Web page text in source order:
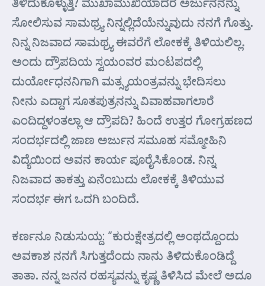
ಸೋಲಿಸುವ ಸಾಮಥ್ರ್ಯ ನಿನ್ನಲ್ಲಿದೆಯೆನ್ನುವುದು ನನಗೆ ಗೊತ್ತು.
ನಿನ್ನ ನಿಜವಾದ ಸಾಮಥ್ರ್ಯ ಈವರೆಗೆ ಲೋಕಕ್ಕೆ ತಿಳಿಯಲಿಲ್ಲ.
ಅಂದು ದ್ರೌಪದಿಯ ಸ್ವಯಂವರ ಮಂಟಪದಲ್ಲಿ
ದುರ್ಯೋಧನನಿಗಾಗಿ ಮತ್ಸ್ಯಯಂತ್ರವನ್ನು ಭೇದಿಸಲು
ನೀನು ಎದ್ದಾಗ ಸೂತಪುತ್ರನನ್ನು ವಿವಾಹವಾಗಲಾರೆ
ಎಂದಿದ್ದಳಂತಲ್ಲಾ ಆ ದ್ರೌಪದಿ? ಹಿಂದೆ ಉತ್ತರ ಗೋಗ್ರಹಣದ
ಸಂದರ್ಭದಲ್ಲಿ ಜಾಣ ಅರ್ಜುನ ಸಮೂಹ ಸಮ್ಮೋಹಿನಿ
ವಿದ್ಯೆಯಿಂದ ಅವನ ಕಾರ್ಯ ಪೂರೈಸಿಕೊಂಡ. ನಿನ್ನ
ನಿಜವಾದ ತಾಕತ್ತು ಏನೆಂಬುದು ಲೋಕಕ್ಕೆ ತಿಳಿಯುವ
ಸಂದರ್ಭ ಈಗ ಒದಗಿ ಬಂದಿದೆ.
ಕರ್ಣನೂ ನಿಡುಸುಯ್ದ: “ಕುರುಕ್ಷೇತ್ರದಲ್ಲಿ ಅಂಥದ್ದೊಂದು
ಅವಕಾಶ ನನಗೆ ಸಿಗುತ್ತದೆಂದು ನಾನು ತಿಳಿದುಕೊಂಡಿದ್ದೆ
ತಾತಾ. ನನ್ನ ಜನನ ರಹಸ್ಯವನ್ನು ಕೃಷ್ಣ ತಿಳಿಸಿದ ಮೇಲೆ ಅದೂ